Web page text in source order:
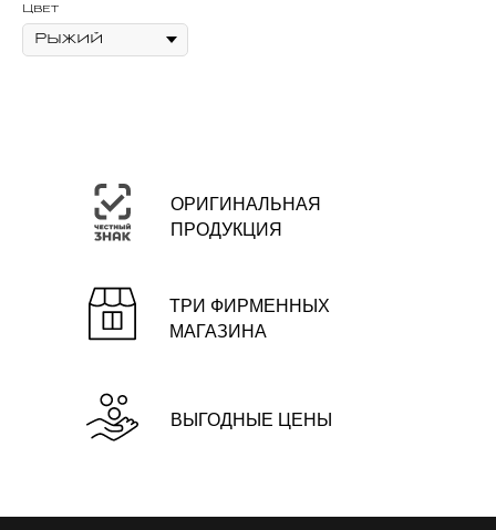
Цвет
ОРИГИНАЛЬНАЯ
ПРОДУКЦИЯ
ТРИ ФИРМЕННЫХ
МАГАЗИНА
ВЫГОДНЫЕ ЦЕНЫ